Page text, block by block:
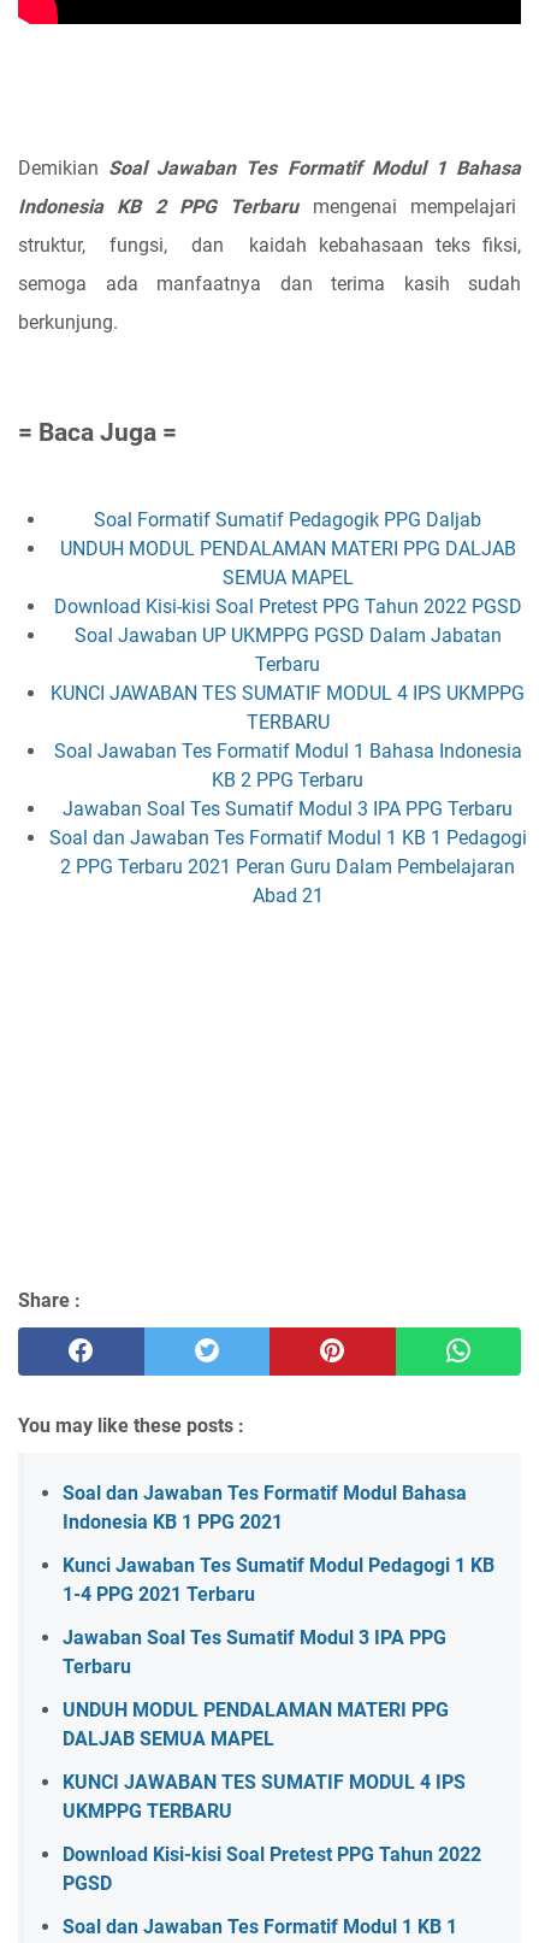
Demikian Soal Jawaban Tes Formatif Modul 1 Bahasa
Indonesia KB 2 PPG Terbarumengenai mempelajari
struktur,
fungsi, dan
kaidah kebahasaan teks fiksi,
semoga ada manfaatnya dan terima kasih sudah
berkunjung.
= Baca Juga =
Soal Formatif Sumatif Pedagogik PPG Daljab
UNDUH MODUL PENDALAMAN MATERI PPG DALJAB
SEMUA MAPEL
Download Kisi-kisi Soal Pretest PPG Tahun 2022 PGSD
Soal Jawaban UP UKMPPG PGSD Dalam Jabatan
Terbaru
KUNCI JAWABAN TES SUMATIF MODUL 4 IPS UKMPPG
TERBARU
Soal Jawaban Tes Formatif Modul 1 Bahasa Indonesia
KB 2 PPG Terbaru
Jawaban Soal Tes Sumatif Modul 3 IPA PPG Terbaru
Soal dan Jawaban Tes Formatif Modul 1 KB 1 Pedagogi
2 PPG Terbaru 2021 Peran Guru Dalam Pembelajaran
Abad 21
Share :
You may like these posts :
Soal dan Jawaban Tes Formatif Modul Bahasa
Indonesia KB 1 PPG 2021
Kunci Jawaban Tes Sumatif Modul Pedagogi 1 KB
1-4 PPG 2021 Terbaru
Jawaban Soal Tes Sumatif Modul 3 IPA PPG
Terbaru
UNDUH MODUL PENDALAMAN MATERI PPG
DALJAB SEMUA MAPEL
KUNCI JAWABAN TES SUMATIF MODUL 4 IPS
UKMPPG TERBARU
Download Kisi-kisi Soal Pretest PPG Tahun 2022
PGSD
Soal dan Jawaban Tes Formatif Modul 1 KB 1